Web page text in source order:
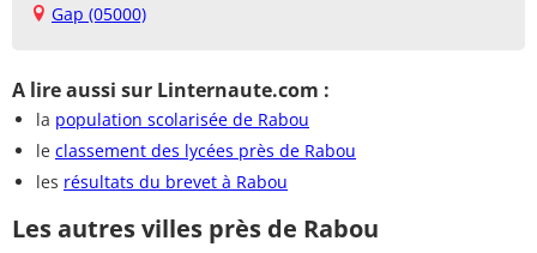
Gap (05000)
A lire aussi sur Linternaute.com :
la population scolarisée de Rabou
le classement des lycées près de Rabou
les résultats du brevet à Rabou
Les autres villes près de Rabou